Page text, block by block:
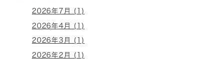
2026年7月 (1)
2026年4月 (1)
2026年3月 (1)
2026年2月 (1)